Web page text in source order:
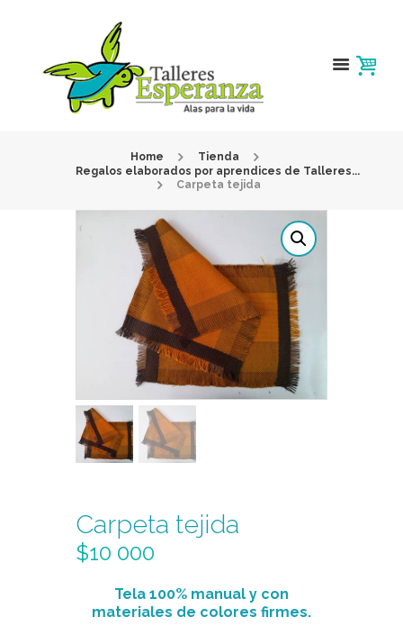
Home
Tienda
Regalos elaborados por aprendices de Talleres...
Carpeta tejida
Carpeta tejida
$10 000
Tela 100% manual y con
materiales de colores firmes.